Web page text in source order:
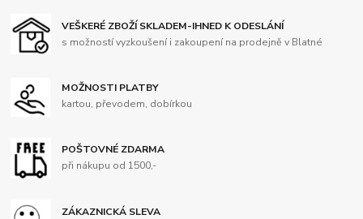
VEŠKERÉ ZBOŽÍ SKLADEM-IHNED K ODESLÁNÍ
s možností vyzkoušení i zakoupení na prodejně v Blatné
MOŽNOSTI PLATBY
kartou, převodem, dobírkou
POŠTOVNÉ ZDARMA
při nákupu od 1500,-
ZÁKAZNICKÁ SLEVA